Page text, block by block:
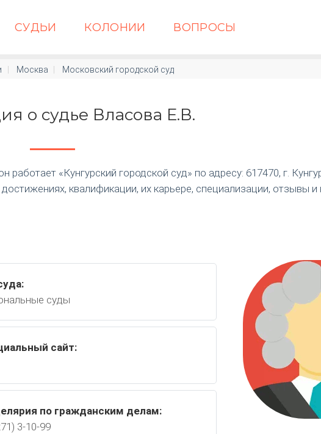
СУДЬИ КОЛОНИИ ВОПРОСЫ
Москва Московский городской суд
о судье Власова Е.В.
«Кунгурский городской суд» по адресу: 617470, г.
квалификации, их карьере, специализации, отзывы
суды
сайт:
по гражданским делам:
3-10-99